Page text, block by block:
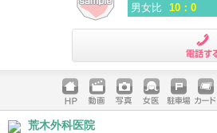
男女比
10：0
ホームペ
ージ
動画 写真 女医 駐車場
クレジッ
荒木外科医院